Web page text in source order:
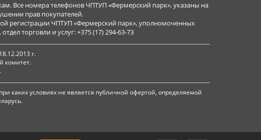
Все номера телефонов ЧПТУП «Фермерский парк», указаны на
прав покупателей.
регистрации ЧПТУП «Фермерский парк», уполномоченных
торговли и услуг: +375 (17) 294-63-73
г.
комитет.
условиях не является публичной офертой, определяемой